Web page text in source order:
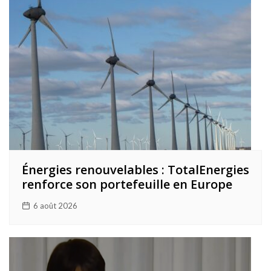
Énergies renouvelables : TotalEnergies
renforce son portefeuille en Europe
6 août 2026